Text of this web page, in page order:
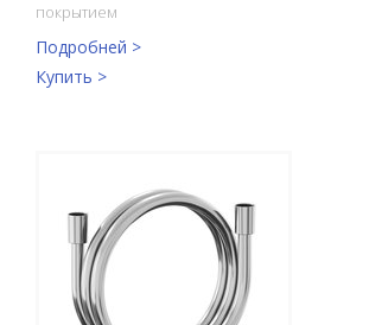
покрытием
Подробней >
Купить >